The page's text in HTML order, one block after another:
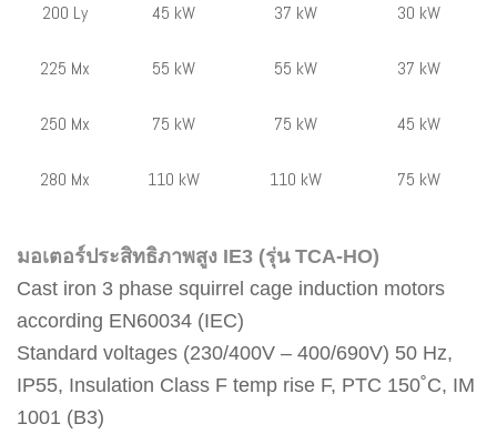
200 Ly 45 kW 37 kW 30 kW
225 Mx 55 kW 55 kW 37 kW
250 Mx 75 kW 75 kW 45 kW
280 Mx 110 kW 110 kW 75 kW
มอเตอร์ประสิทธิภาพสูง IE3 (รุ่น TCA-HO)
Cast iron 3 phase squirrel cage induction motors
according EN60034 (IEC)
Standard voltages (230/400V – 400/690V) 50 Hz,
IP55, Insulation Class F temp rise F, PTC 150˚C, IM
1001 (B3)